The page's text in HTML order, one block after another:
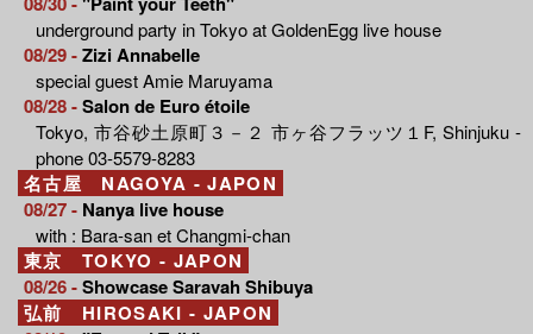
underground party in Tokyo at GoldenEgg live house
08/29 -Zizi Annabelle
special guest Amie Maruyama
08/28 -Salon de Euro étoile
Tokyo, 市谷砂土原町３－２ 市ヶ谷フラッツ１F, Shinjuku -
phone 03-5579-8283
名古屋 NAGOYA - JAPON
08/27 - Nanya live house
with : Bara-san et Changmi-chan
東京 TOKYO - JAPON
08/26 -Showcase Saravah Shibuya
弘前 HIROSAKI - JAPON